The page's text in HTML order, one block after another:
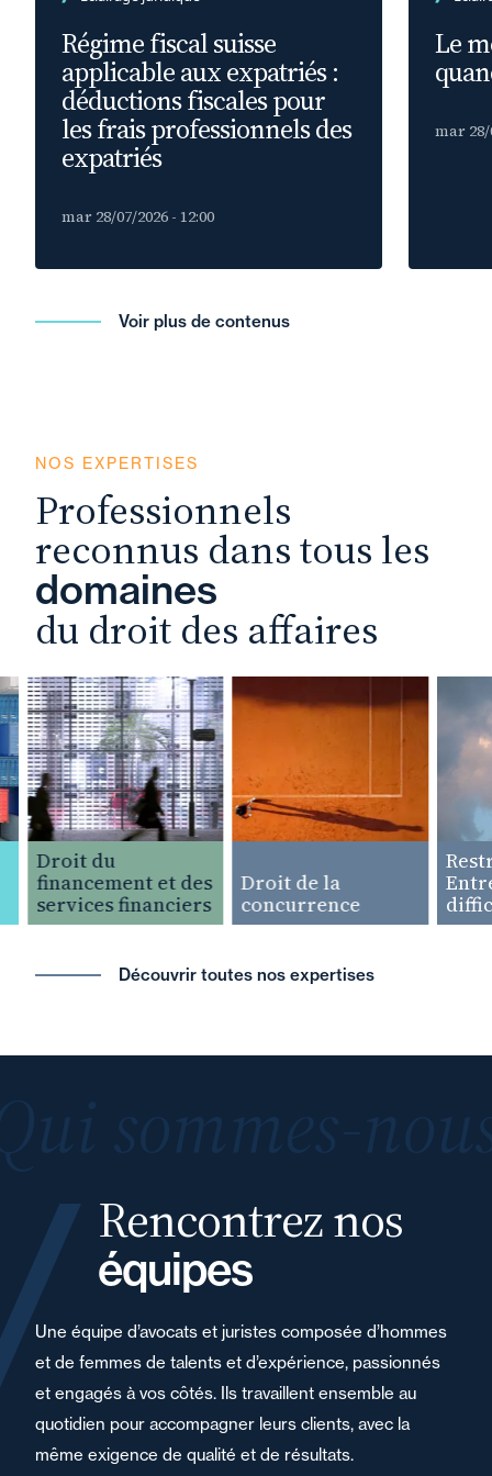
Régime fiscal suisse
applicable aux expatriés :
déductions fiscales pour
les frais professionnels des
expatriés
mar 28/07/2026 - 12:00
Le
mar 28/
Voir plus de contenus
NOS EXPERTISES
Professionnels
reconnus dans tous les
domaines
du droit des affaires
Droit du
financement et des
services financiers
Droit de la
concurrence
Découvrir toutes nos expertises
Rencontrez nos
équipes
Une équipe d’avocats et juristes composée d’hommes
et de femmes de talents et d’expérience, passionnés
et engagés à vos côtés. Ils travaillent ensemble au
quotidien pour accompagner leurs clients, avec la
même exigence de qualité et de résultats.